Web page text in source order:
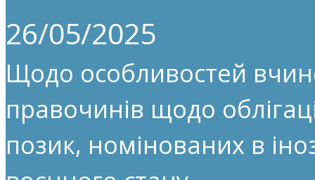
26/05/2025
Щодо особливостей
правочинів щодо
позик, номінованих в